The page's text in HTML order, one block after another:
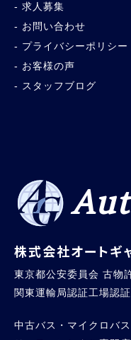
求人募集
お問い合わせ
プライバシーポリシー
お客様の声
スタッフブログ
株式会社オートギ
東京都公安委員会 古物
関東運輸局認証工場認
中古バス・マイクロバ